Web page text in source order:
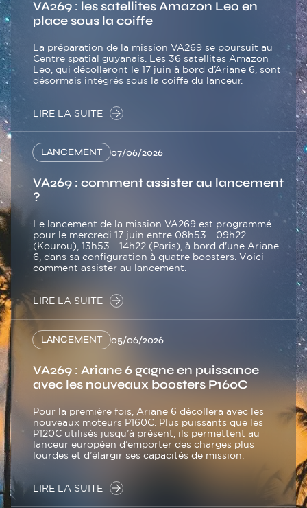
VA269 : les satellites Amazon Leo en
place sous la coiffe
La préparation de la mission VA269 se poursuit au
Centre spatial guyanais. Les 36 satellites Amazon
Leo, qui décolleront le 17 juin à bord d’Ariane 6, sont
désormais intégrés sous la coiffe du lanceur.
LIRE LA SUITE
LANCEMENT 07/06/2026
VA269 : comment assister au lancement
?
Le lancement de la mission VA269 est programmé
pour le mercredi 17 juin entre 08h53 - 09h22
(Kourou), 13h53 - 14h22 (Paris), à bord d'une Ariane
6, dans sa configuration à quatre boosters. Voici
comment assister au lancement.
LIRE LA SUITE
LANCEMENT 05/06/2026
VA269 : Ariane 6 gagne en puissance
avec les nouveaux boosters P160C
Pour la première fois, Ariane 6 décollera avec les
nouveaux moteurs P160C. Plus puissants que les
P120C utilisés jusqu’à présent, ils permettent au
lanceur européen d’emporter des charges plus
lourdes et d’élargir ses capacités de mission.
LIRE LA SUITE